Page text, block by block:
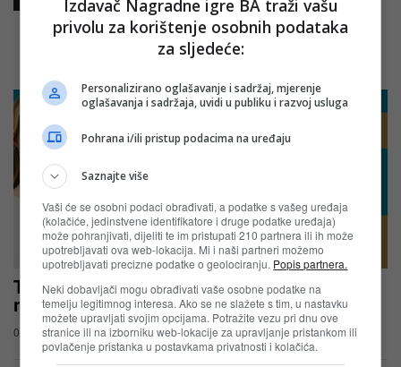
POVEZANI ČLANCI
Tvoja kosa, tvoj OGX trenutak – OGX
nagradna igra u cm-u
03.08.2026
Izdavač Nagradne igre BA traži vašu
privolu za korištenje osobnih podataka
za sljedeće:
Personalizirano oglašavanje i sadržaj, mjerenje
oglašavanja i sadržaja, uvidi u publiku i razvoj usluga
Pohrana i/ili pristup podacima na uređaju
Saznajte više
Vaši će se osobni podaci obrađivati, a podatke s vašeg uređaja
(kolačiće, jedinstvene identifikatore i druge podatke uređaja)
može pohranjivati, dijeliti te im pristupati 210 partnera ili ih može
upotrebljavati ova web-lokacija. Mi i naši partneri možemo
upotrebljavati precizne podatke o geolociranju. Popis partnera.
Neki dobavljači mogu obrađivati vaše osobne podatke na
temelju legitimnog interesa. Ako se ne slažete s tim, u nastavku
možete upravljati svojim opcijama. Potražite vezu pri dnu ove
stranice ili na izborniku web-lokacije za upravljanje pristankom ili
povlačenje pristanka u postavkama privatnosti i kolačića.